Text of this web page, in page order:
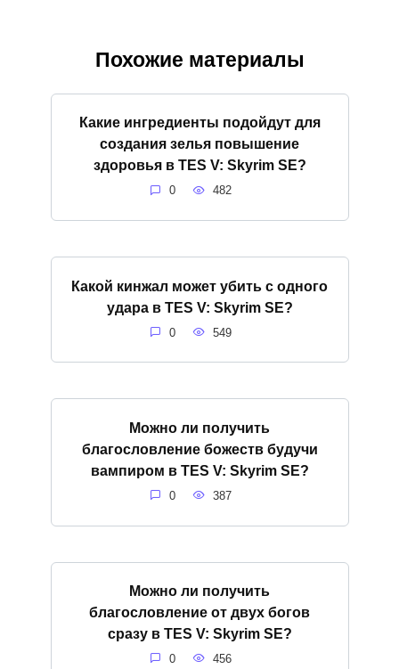
Похожие материалы
Какие ингредиенты подойдут для
создания зелья повышение
здоровья в TES V: Skyrim SE?
0 482
Какой кинжал может убить с одного
удара в TES V: Skyrim SE?
0 549
Можно ли получить
благословление божеств будучи
вампиром в TES V: Skyrim SE?
0 387
Можно ли получить
благословление от двух богов
сразу в TES V: Skyrim SE?
0 456